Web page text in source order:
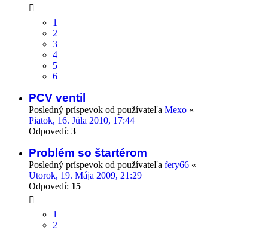
1
2
3
4
5
6
PCV ventil
Posledný príspevok od používateľa Mexo «
Piatok, 16. Júla 2010, 17:44
Odpovedí: 3
Problém so štartérom
Posledný príspevok od používateľa fery66 «
Utorok, 19. Mája 2009, 21:29
Odpovedí: 15
1
2